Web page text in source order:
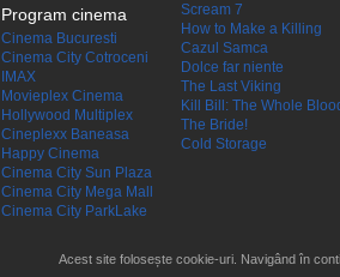
Program cinema
Cinema Bucuresti
Cinema City Cotroceni
IMAX
Movieplex Cinema
Hollywood Multiplex
Cineplexx Baneasa
Happy Cinema
Cinema City Sun Plaza
Cinema City Mega Mall
Cinema City ParkLake
Scream 7
How to Make a Killing
Cazul Samca
Dolce far niente
The Last Viking
Kill Bill: The Whole
The Bride!
Cold Storage
Acest site folosește cookie-uri. Navigând în